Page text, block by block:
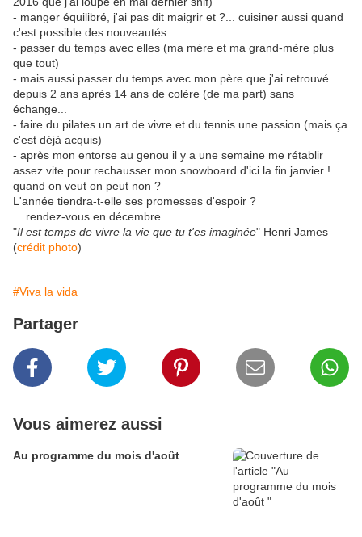
- manger équilibré, j'ai pas dit maigrir et ?... cuisiner aussi quand
c'est possible des nouveautés
- passer du temps avec elles (ma mère et ma grand-mère plus
que tout)
- mais aussi passer du temps avec mon père que j'ai retrouvé
depuis 2 ans après 14 ans de colère (de ma part) sans
échange...
- faire du pilates un art de vivre et du tennis une passion (mais ça
c'est déjà acquis)
- après mon entorse au genou il y a une semaine me rétablir
assez vite pour rechausser mon snowboard d'ici la fin janvier !
quand on veut on peut non ?
L'année tiendra-t-elle ses promesses d'espoir ?
... rendez-vous en décembre...
"Il est temps de vivre la vie que tu t'es imaginée" Henri James
(crédit photo)
#Viva la vida
Partager
Vous aimerez aussi
Au programme du mois d'août